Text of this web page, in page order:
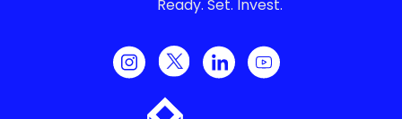
Ready. Set. Invest.